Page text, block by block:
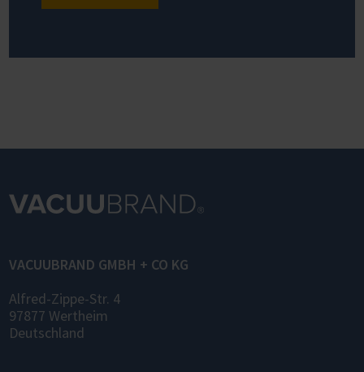
VACUUBRAND GMBH + CO KG
Alfred-Zippe-Str. 4
97877 Wertheim
Deutschland